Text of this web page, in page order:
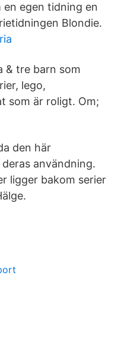
en egen tidning en
Blondie.
& tre barn som
lego,
som är roligt. Om;
den här
användning.
ligger bakom serier